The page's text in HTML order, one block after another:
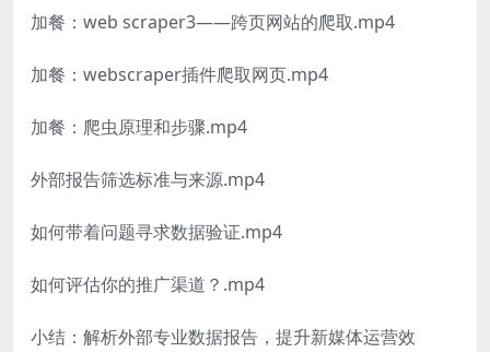
加餐：web scraper3——跨页网站的爬取.mp4
加餐：webscraper插件爬取网页.mp4
加餐：爬虫原理和步骤.mp4
外部报告筛选标准与来源.mp4
如何带着问题寻求数据验证.mp4
如何评估你的推广渠道？.mp4
小结：解析外部专业数据报告，提升新媒体运营效